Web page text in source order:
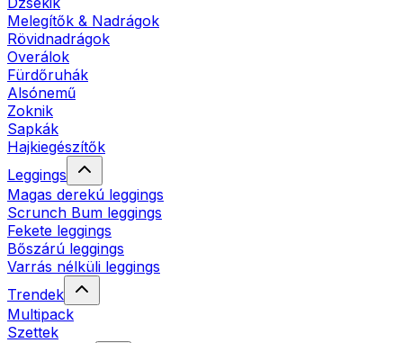
Melegítők & Nadrágok
Rövidnadrágok
Overálok
Fürdőruhák
Alsónemű
Zoknik
Sapkák
Hajkiegészítők
Leggings
Magas derekú leggings
Scrunch Bum leggings
Fekete leggings
Bőszárú leggings
Varrás nélküli leggings
Trendek
Multipack
Szettek